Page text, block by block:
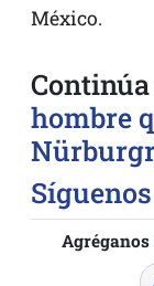
México.
hombre